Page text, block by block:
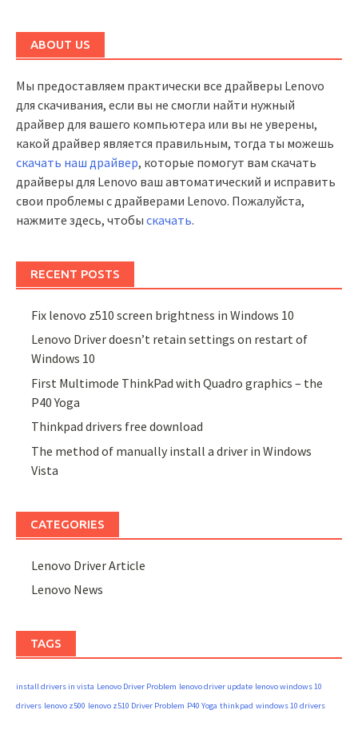
ABOUT US
Мы предоставляем практически все драйверы Lenovo
для скачивания, если вы не смогли найти нужный
драйвер для вашего компьютера или вы не уверены,
какой драйвер является правильным, тогда ты можешь
скачать наш драйвер, которые помогут вам скачать
драйверы для Lenovo ваш автоматический и исправить
свои проблемы с драйверами Lenovo. Пожалуйста,
нажмите здесь, чтобы скачать.
RECENT POSTS
Fix lenovo z510 screen brightness in Windows 10
Lenovo Driver doesn’t retain settings on restart of
Windows 10
First Multimode ThinkPad with Quadro graphics – the
P40 Yoga
Thinkpad drivers free download
The method of manually install a driver in Windows
Vista
CATEGORIES
Lenovo Driver Article
Lenovo News
TAGS
install drivers in vista Lenovo Driver Problem lenovo driver update lenovo windows 10
drivers lenovo z500 lenovo z510 Driver Problem P40 Yoga thinkpad windows 10 drivers